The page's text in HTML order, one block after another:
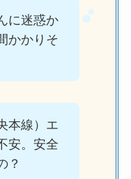
に迷惑か
かかりそ
本線）エ
安。安全
？